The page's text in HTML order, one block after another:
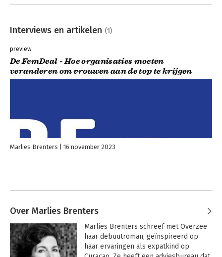
Interviews en artikelen (1)
preview
De FemDeal - Hoe organisaties moeten
veranderen om vrouwen aan de top te krijgen
Marlies Brenters 16 november 2023
Over Marlies Brenters
Marlies Brenters schreef met Overzee
haar debuutroman, geïnspireerd op
haar ervaringen als expatkind op